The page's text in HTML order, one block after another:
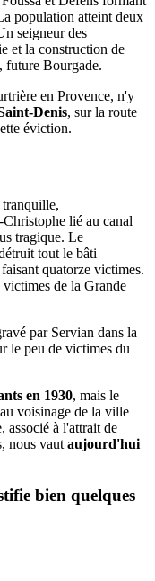
population atteint deux
seigneur des
et la construction de
, future Bourgade.
en Provence, n'y
Denis, sur la route
éviction.
Christophe lié au canal
tragique. Le
tout le bâti
quatorze victimes.
victimes de la Grande
par Servian dans la
le peu de victimes du
en 1930, mais le
voisinage de la ville
associé à l'attrait de
nous vaut aujourd'hui
bien quelques